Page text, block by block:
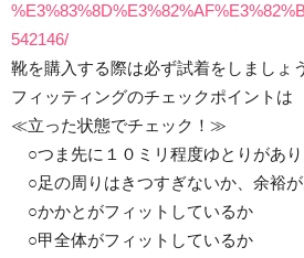
542146/
靴を購入する際は必ず試着をしましょう
フィッティングのチェックポイントは
≪立った状態でチェック！≫
○つま先に１０ミリ程度ゆとりがあ
○足の周りはきつすぎないか、余裕
○かかとがフィットしているか
○甲全体がフィットしているか